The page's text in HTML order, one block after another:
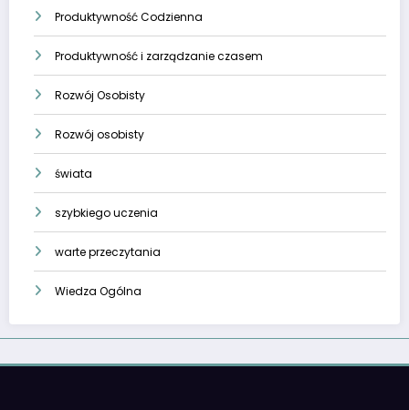
Produktywność Codzienna
Produktywność i zarządzanie czasem
Rozwój Osobisty
Rozwój osobisty
świata
szybkiego uczenia
warte przeczytania
Wiedza Ogólna